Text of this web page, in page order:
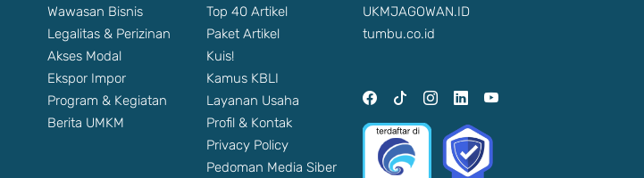
Wawasan Bisnis
Legalitas & Perizinan
Akses Modal
Ekspor Impor
Program & Kegiatan
Berita UMKM
Top 40 Artikel
Paket Artikel
Kuis!
Kamus KBLI
Layanan Usaha
Profil & Kontak
Privacy Policy
Pedoman Media Siber
UKMJAGOWAN.ID
tumbu.co.id